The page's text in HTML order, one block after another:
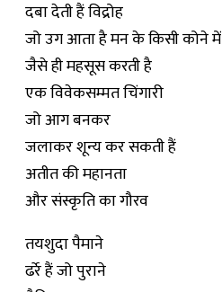
दबा देती हैं विद्रोह
जो उग आता है मन के किसी कोने में
जैसे ही महसूस करती है
एक विवेकसम्मत चिंगारी
जो आग बनकर
जलाकर शून्य कर सकती हैं
अतीत की महानता
और संस्कृति का गौरव
तयशुदा पैमाने
ढर्रे हैं जो पुराने